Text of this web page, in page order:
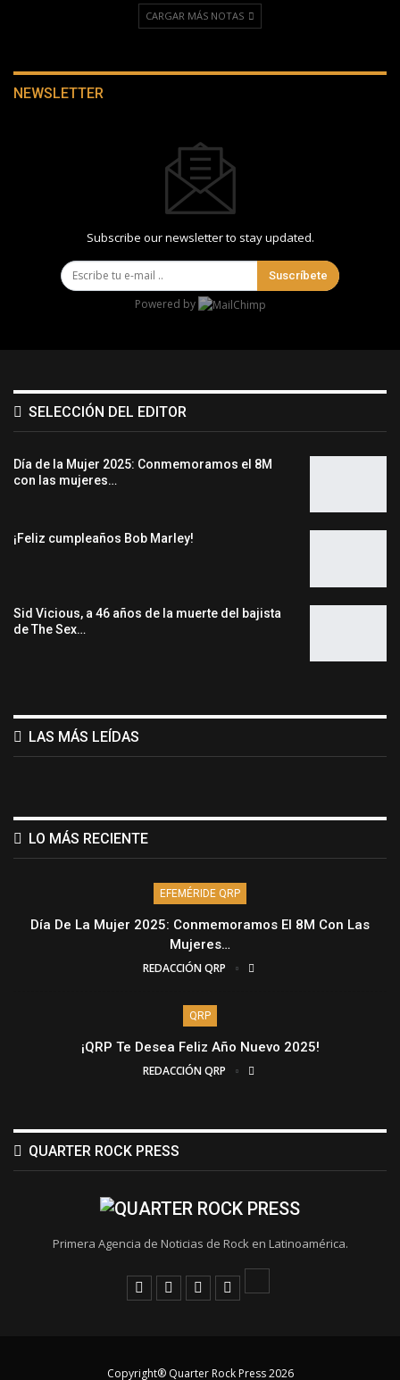
CARGAR MÁS NOTAS
NEWSLETTER
Subscribe our newsletter to stay updated.
Suscríbete
Powered by
SELECCIÓN DEL EDITOR
Día de la Mujer 2025: Conmemoramos el 8M
con las mujeres…
¡Feliz cumpleaños Bob Marley!
Sid Vicious, a 46 años de la muerte del bajista
de The Sex…
LAS MÁS LEÍDAS
LO MÁS RECIENTE
EFEMÉRIDE QRP
Día De La Mujer 2025: Conmemoramos El 8M Con Las
Mujeres…
REDACCIÓN QRP
QRP
¡QRP Te Desea Feliz Año Nuevo 2025!
REDACCIÓN QRP
QUARTER ROCK PRESS
Primera Agencia de Noticias de Rock en Latinoamérica.
Copyright® Quarter Rock Press 2026